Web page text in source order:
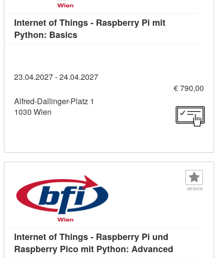
Internet of Things - Raspberry Pi mit
Python: BasicsKursdetail: Internet of Things -
23.04.2027 - 24.04.2027
€ 790,00
Alfred-Dallinger-Platz 1
1030 Wien
MERKEN
Internet of Things - Raspberry Pi und
Raspberry Pico mit Python: Advanced